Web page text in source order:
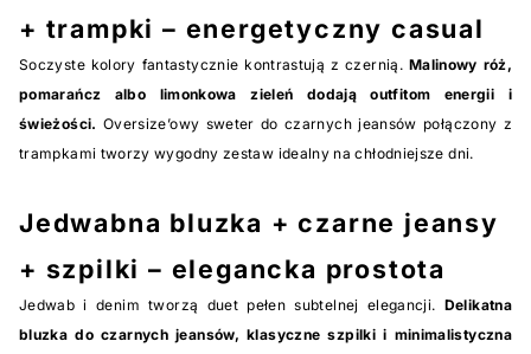
+ trampki – energetyczny casual
Soczyste kolory fantastycznie kontrastują z czernią. Malinowy róż,
pomarańcz albo limonkowa zieleń dodają outfitom energii i
świeżości. Oversize’owy sweter do czarnych jeansów połączony z
trampkami tworzy wygodny zestaw idealny na chłodniejsze dni.
Jedwabna bluzka + czarne jeansy
+ szpilki – elegancka prostota
Jedwab i denim tworzą duet pełen subtelnej elegancji. Delikatna
bluzka do czarnych jeansów, klasyczne szpilki i minimalistyczna